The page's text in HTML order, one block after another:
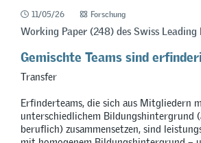
11/05/26 Forschung
Working Paper (248) des Swiss Leading
Gemischte Teams sind
Transfer
Erfinderteams, die sich aus Mitgliedern
unterschiedlichem Bildungshintergrund
beruflich) zusammensetzen, sind